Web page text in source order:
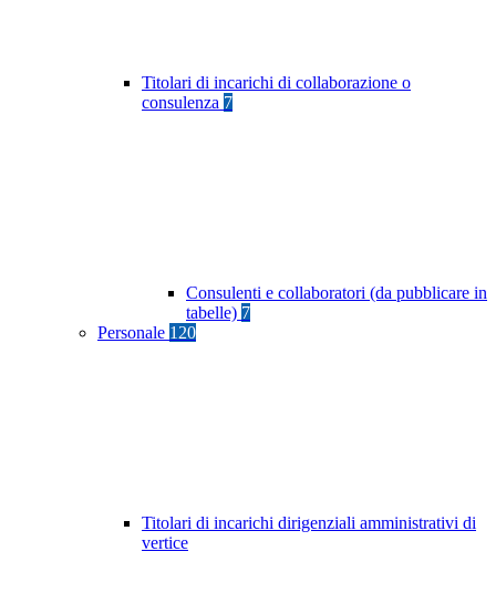
Titolari di incarichi di collaborazione o
consulenza 7
Consulenti e collaboratori (da pubblicare in
tabelle) 7
Personale 120
Titolari di incarichi dirigenziali amministrativi di
vertice